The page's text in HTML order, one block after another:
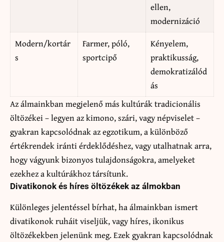
ellen,
modernizáció
Modern/kortár
s
Farmer, póló,
sportcipő
Kényelem,
praktikusság,
demokratizálód
ás
Az álmainkban megjelenő más kultúrák tradicionális
öltözékei – legyen az kimono, szári, vagy népviselet –
gyakran kapcsolódnak az egzotikum, a különböző
értékrendek iránti érdeklődéshez, vagy utalhatnak arra,
hogy vágyunk bizonyos tulajdonságokra, amelyeket
ezekhez a kultúrákhoz társítunk.
Divatikonok és híres öltözékek az álmokban
Különleges jelentéssel bírhat, ha álmainkban ismert
divatikonok ruháit viseljük, vagy híres, ikonikus
öltözékekben jelenünk meg. Ezek gyakran kapcsolódnak